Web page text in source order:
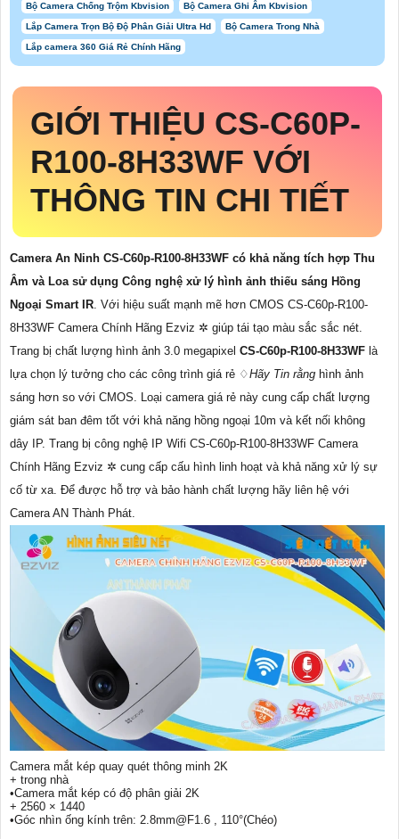
Bộ Camera Chống Trộm Kbvision Bộ Camera Ghi Âm Kbvision
Lắp Camera Trọn Bộ Độ Phân Giải Ultra Hd Bộ Camera Trong Nhà
Lắp camera 360 Giá Rẻ Chính Hãng
GIỚI THIỆU CS-C60P-
R100-8H33WF VỚI
THÔNG TIN CHI TIẾT
Camera An Ninh CS-C60p-R100-8H33WF có khả năng tích hợp Thu
Âm và Loa sử dụng Công nghệ xử lý hình ảnh thiếu sáng Hồng
Ngoại Smart IR. Với hiệu suất mạnh mẽ hơn CMOS CS-C60p-R100-
8H33WF Camera Chính Hãng Ezviz ✲ giúp tái tạo màu sắc sắc nét.
Trang bị chất lượng hình ảnh 3.0 megapixel CS-C60p-R100-8H33WF là
lựa chọn lý tưởng cho các công trình giá rẻ ♢Hãy Tin rằng hình ảnh
sáng hơn so với CMOS. Loại camera giá rẻ này cung cấp chất lượng
giám sát ban đêm tốt với khả năng hồng ngoại 10m và kết nối không
dây IP. Trang bị công nghệ IP Wifi CS-C60p-R100-8H33WF Camera
Chính Hãng Ezviz ✲ cung cấp cấu hình linh hoạt và khả năng xử lý sự
cố từ xa. Để được hỗ trợ và bảo hành chất lượng hãy liên hệ với
Camera AN Thành Phát.
Camera mắt kép quay quét thông minh 2K
+ trong nhà
•Camera mắt kép có độ phân giải 2K
+ 2560 × 1440
•Góc nhìn ống kính trên: 2.8mm@F1.6 , 110°(Chéo)